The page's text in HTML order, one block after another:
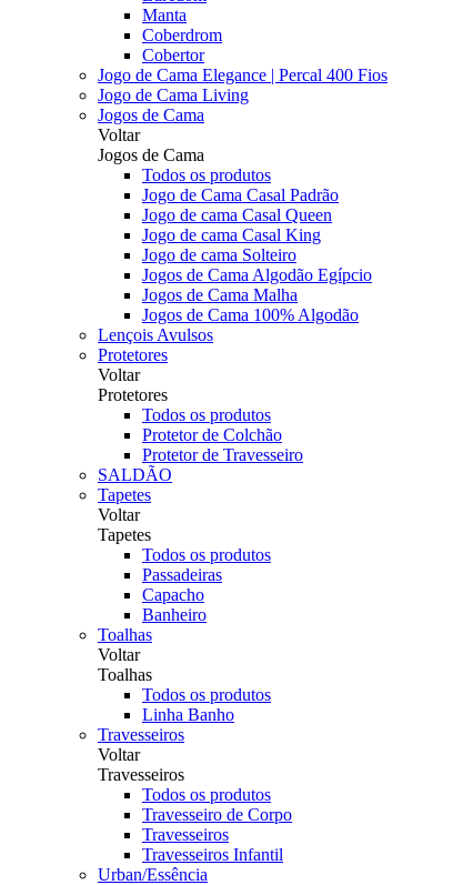
Manta
Coberdrom
Cobertor
Jogo de Cama Elegance | Percal 400 Fios
Jogo de Cama Living
Jogos de Cama
Voltar
Jogos de Cama
Todos os produtos
Jogo de Cama Casal Padrão
Jogo de cama Casal Queen
Jogo de cama Casal King
Jogo de cama Solteiro
Jogos de Cama Algodão Egípcio
Jogos de Cama Malha
Jogos de Cama 100% Algodão
Lençois Avulsos
Protetores
Voltar
Protetores
Todos os produtos
Protetor de Colchão
Protetor de Travesseiro
SALDÃO
Tapetes
Voltar
Tapetes
Todos os produtos
Passadeiras
Capacho
Banheiro
Toalhas
Voltar
Toalhas
Todos os produtos
Linha Banho
Travesseiros
Voltar
Travesseiros
Todos os produtos
Travesseiro de Corpo
Travesseiros
Travesseiros Infantil
Urban/Essência